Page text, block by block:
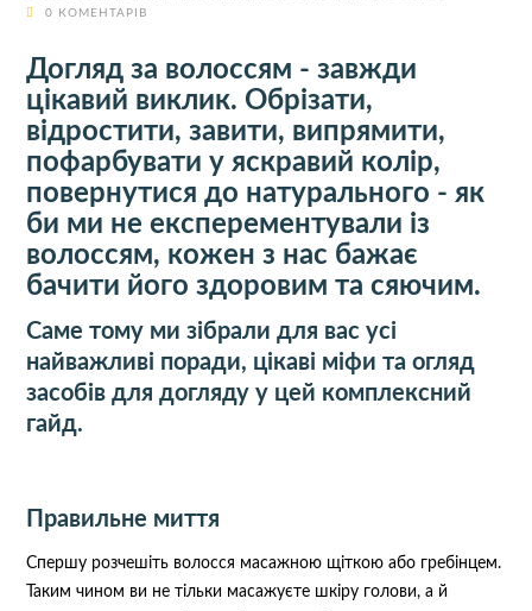
0 КОМЕНТАРІВ
Догляд за волоссям - завжди
цікавий виклик. Обрізати,
відростити, завити, випрямити,
пофарбувати у яскравий колір,
повернутися до натурального - як
би ми не експерементували із
волоссям, кожен з нас бажає
бачити його здоровим та сяючим.
Саме тому ми зібрали для вас усі
найважливі поради, цікаві міфи та огляд
засобів для догляду у цей комплексний
гайд.
Правильне миття
Спершу розчешіть волосся масажною щіткою або гребінцем.
Таким чином ви не тільки масажуєте шкіру голови, а й